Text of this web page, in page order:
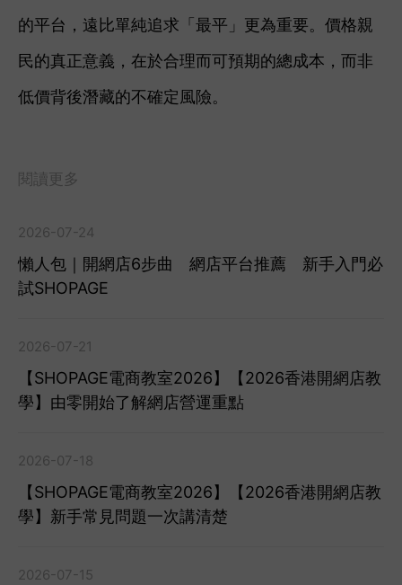
的平台，遠比單純追求「最平」更為重要。價格親
民的真正意義，在於合理而可預期的總成本，而非
低價背後潛藏的不確定風險。
閱讀更多
2026-07-24
懶人包｜開網店6步曲 網店平台推薦 新手入門必
試SHOPAGE
2026-07-21
【SHOPAGE電商教室2026】【2026香港開網店教
學】由零開始了解網店營運重點
2026-07-18
【SHOPAGE電商教室2026】【2026香港開網店教
學】新手常見問題一次講清楚
2026-07-15